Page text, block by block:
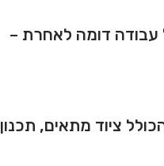
עבודה דומה לאחרת –
ציוד מתאים, תכנון